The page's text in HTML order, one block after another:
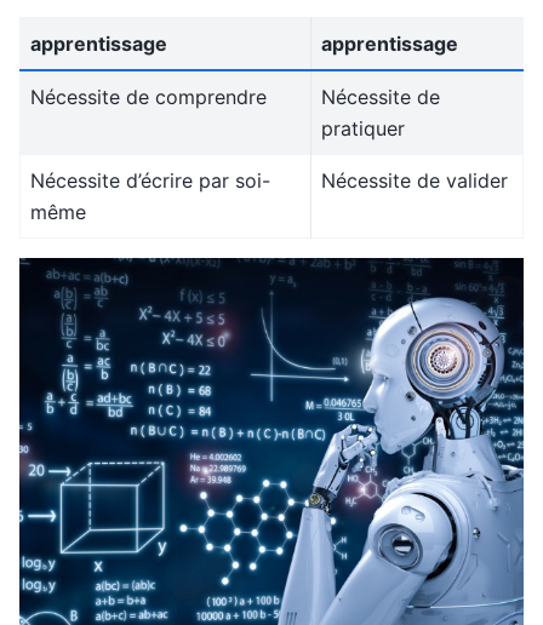
apprentissage apprentissage
Nécessite de comprendre
Nécessite de
pratiquer
Nécessite d’écrire par soi-
même
Nécessite de valider